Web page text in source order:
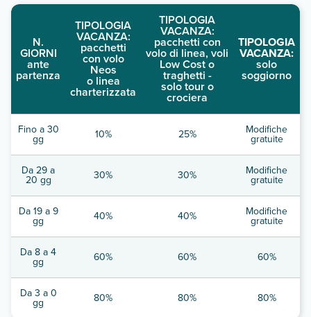
N.
GIORNI
ante
partenza
TIPOLOGIA
VACANZA:
pacchetti
con volo
Neos
o linea
charterizzata
TIPOLOGIA
VACANZA:
pacchetti con
volo di linea, voli
Low Cost o
traghetti -
solo tour o
crociera
TIPOLOGIA
VACANZA:
solo
soggiorno
Fino a 30
gg 10% 25% Modifiche
gratuite
Da 29 a
20 gg 30% 30% Modifiche
gratuite
Da 19 a 9
gg 40% 40% Modifiche
gratuite
Da 8 a 4
gg 60% 60% 60%
Da 3 a 0
gg 80% 80% 80%